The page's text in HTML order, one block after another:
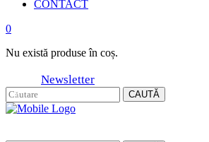
CONTACT
0
Nu există produse în coș.
Newsletter
CAUTĂ